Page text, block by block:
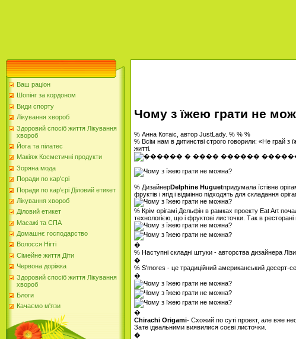
Ваш раціон
Шопінг за кордоном
Види спорту
Лікування хвороб
Здоровий спосіб життя Лікування
хвороб
Йога та пілатес
Макіяж Косметичні продукти
Зоряна мода
Поради по кар'єрі
Поради по кар'єрі Діловий етикет
Лікування хвороб
Діловий етикет
Масажі та СПА
Домашнє господарство
Волосся Нігті
Сімейне життя Діти
Червона доріжка
Здоровий спосіб життя Лікування
хвороб
Блоги
Качаємо м'язи
Чому з їжею грати не
% Анна Котаіс, автор JustLady. % % %
% Всім нам в дитинстві строго говорили: «Не грай
житті.
% ДизайнерDelphine Huguetпридумала їстівне
фруктів і ягід і відмінно підходять для складання
% Крім орігамі Дельфін в рамках проекту Eat Art
технологією, що і фруктові листочки. Так в
�
% Наступні складні штуки - авторства дизайнера
�
% S'mores - це традиційний американський десерт-
�
�
Chirachi Origami- Схожий по суті проект, але вже
Зате ідеальними виявилися соєві листочки.
�